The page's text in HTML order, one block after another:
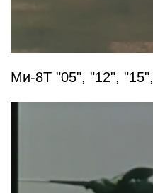
Ми-8Т "05", "12",